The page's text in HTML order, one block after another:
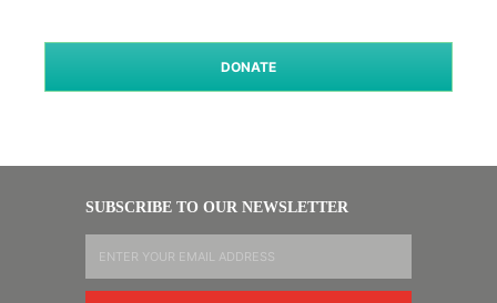
DONATE
SUBSCRIBE TO OUR NEWSLETTER